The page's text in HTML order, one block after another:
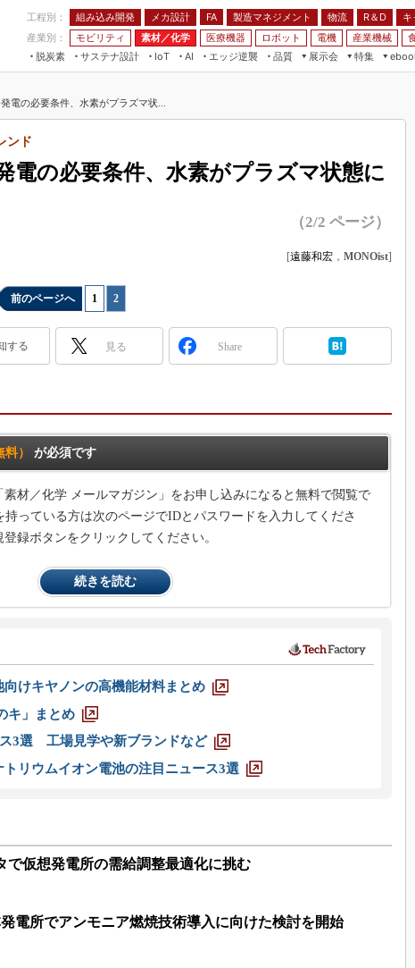
工程別： 組み込み開発 メカ設計 FA 製造マネジメント 物流 R＆D
キ
産業別：
モビリティ 素材／化学 医療機器 ロボット 電機 産業機械
脱炭素
サステナ設計
IoT
る工場
AI
AI×設備保全
エッジ逆襲 品質
展示会
JIMTOF
IIFES
日本ものづくりワールド
産業オープンネット展
特集
VR／AR
フィールドサービス
ISO26262
デジタルツインとCAE
インダストリー4.0
イノベーション
製造業ビッグデータ
グローバル設計・開発
新型コロナへの対応
モビリティ
電の必要条件、水素がプラズマ状...
電の必要条件、水素がプラズマ状態に
ンド
（2/2 ページ）
[遠藤和宏 ， MONOist]
前のページへ 1 2
する 見る Share
） が必須です
材／化学 メールマガジン」をお申し込みになると無料で閲覧で
っている方は次のページでIDとパスワードを入力してくださ
録ボタンをクリックしてください。
続きを読む
けキヤノンの高機能材料まとめ
キ」まとめ
3選 工場見学や新ブランドなど
トリウムイオン電池の注目ニュース3選
で仮想発電所の需給調整最適化に挑む
電所でアンモニア燃焼技術導入に向けた検討を開始